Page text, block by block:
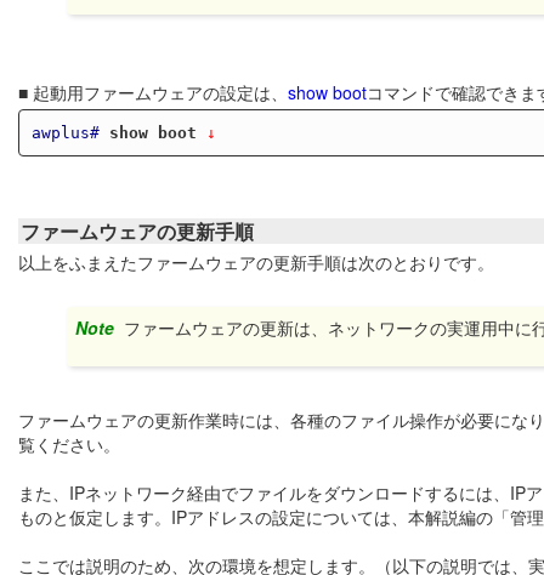
■ 起動用ファームウェアの設定は、 show bootコマンドで確認できま
awplus# show boot ↓
ファームウェアの更新手順
以上をふまえたファームウェアの更新手順は次のとおりです。
Note ファームウェアの更新は、ネットワークの実運用中に
ファームウェアの更新作業時には、各種のファイル操作が必要にな
覧ください。
また、IPネットワーク経由でファイルをダウンロードするには、
ものと仮定します。IPアドレスの設定については、本解説編の「管
ここでは説明のため、次の環境を想定します。（以下の説明では、